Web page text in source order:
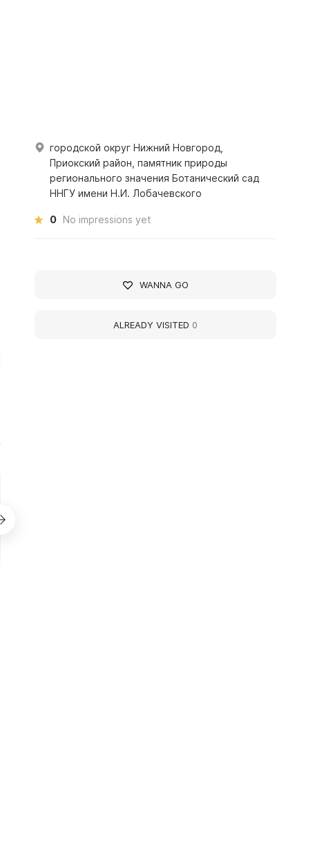
городской округ Нижний Новгород,
Приокский район, памятник природы
регионального значения Ботанический сад
ННГУ имени Н.И. Лобачевского
0 No impressions yet
WANNA GO
ALREADY VISITED 0